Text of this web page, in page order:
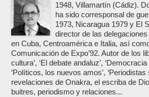
1948, Villamartín (Cádiz).
ha sido corresponsal de
1973, Nicaragua 1979 y El
director de las
en Cuba, Centroamérica e Italia, así
Comunicación de Expo’92. Autor de los
cultura’, ‘El debate andaluz’,
‘Políticos, los nuevos amos’, ‘Periodistas
revelaciones de Onakra, el escriba de
buitres, periodismo y relaciones...